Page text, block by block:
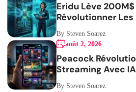
Eridu Lève 200M$
Révolutionner Les
By Steven Soarez
août 2, 2026
Peacock
Streaming Avec
Mobile
By Steven Soarez